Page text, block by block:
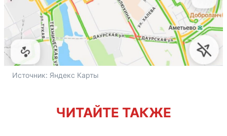
Источник: Яндекс Карты
ЧИТАЙТЕ ТАКЖЕ